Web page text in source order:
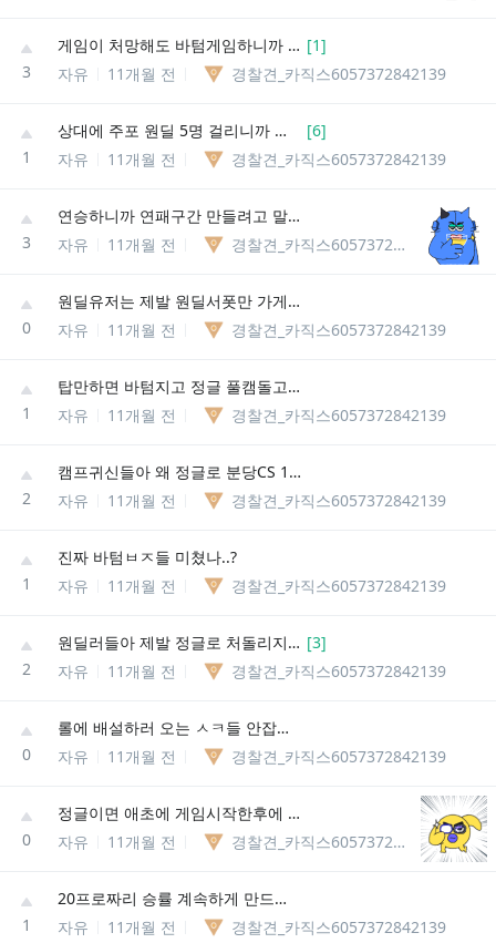
3
게임이 처망해도 바텀게임하니까 조오온나 짜증만나네 [1]
자유
11개월 전 경찰견_카직스6057372842139
1
상대에 주포 원딜 5명 걸리니까 게임이 5분만에 터짐 [6]
자유
11개월 전 경찰견_카직스6057372842139
3
연승하니까 연패구간 만들려고 말도안되는 ㅅㅋ들 잡아주네
자유
11개월 전 경찰견_카직스6057372842139
0
원딜유저는 제발 원딜서폿만 가게 하면 안돼냐
자유
11개월 전 경찰견_카직스6057372842139
1
탑만하면 바텀지고 정글 풀캠돌고 나만그러냐?
자유
11개월 전 경찰견_카직스6057372842139
2
캠프귀신들아 왜 정글로 분당CS 10개 찍으려고하는지 이해가안된다
자유
11개월 전 경찰견_카직스6057372842139
1
진짜 바텀ㅂㅈ들 미쳤나..?
자유
11개월 전 경찰견_카직스6057372842139
2
원딜러들아 제발 정글로 처돌리지마 [3]
자유
11개월 전 경찰견_카직스6057372842139
0
롤에 배설하러 오는 ㅅㅋ들 안잡으면 롤망한다
자유
11개월 전 경찰견_카직스6057372842139
0
정글이면 애초에 게임시작한후에 전적좀 보고 다녀라
자유
11개월 전 경찰견_카직스6057372842139
1
20프로짜리 승률 계속하게 만드는게 문제임
자유
11개월 전 경찰견_카직스6057372842139